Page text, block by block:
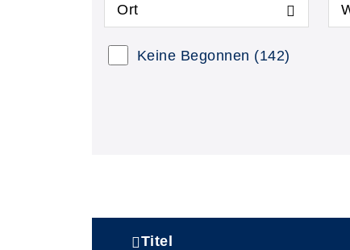
Ort
Keine Begonnen (142)
Titel